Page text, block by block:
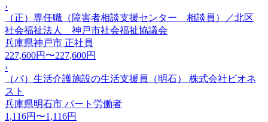
›
（正）専任職（障害者相談支援センター 相談員）／北区
社会福祉法人 神戸市社会福祉協議会
兵庫県神戸市 正社員
227,600円〜227,600円
›
（パ）生活介護施設の生活支援員（明石） 株式会社ビオネ
スト
兵庫県明石市 パート労働者
1,116円〜1,116円